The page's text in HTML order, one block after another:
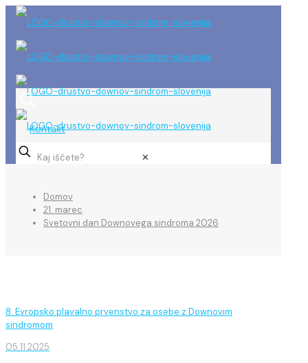
Kontakt
✕
Domov
21. marec
Svetovni dan Downovega sindroma 2026
8. Evropsko plavalno prvenstvo za osebe z Downovim
sindromom
05.11.2025